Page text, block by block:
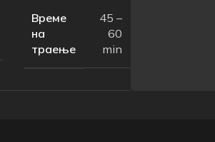
Време
на
траење
45 –
60
min